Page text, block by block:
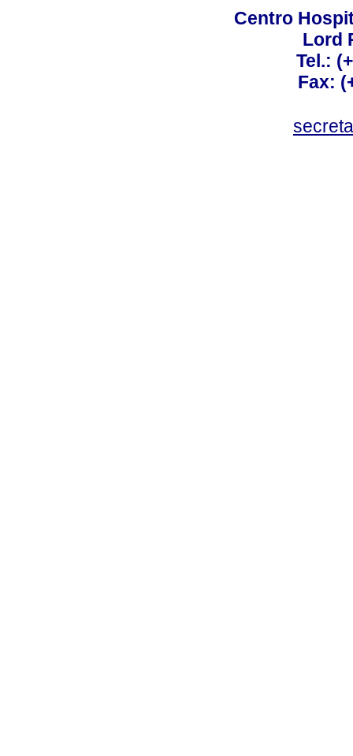
Centro
Lord
Tel.:
Fax: